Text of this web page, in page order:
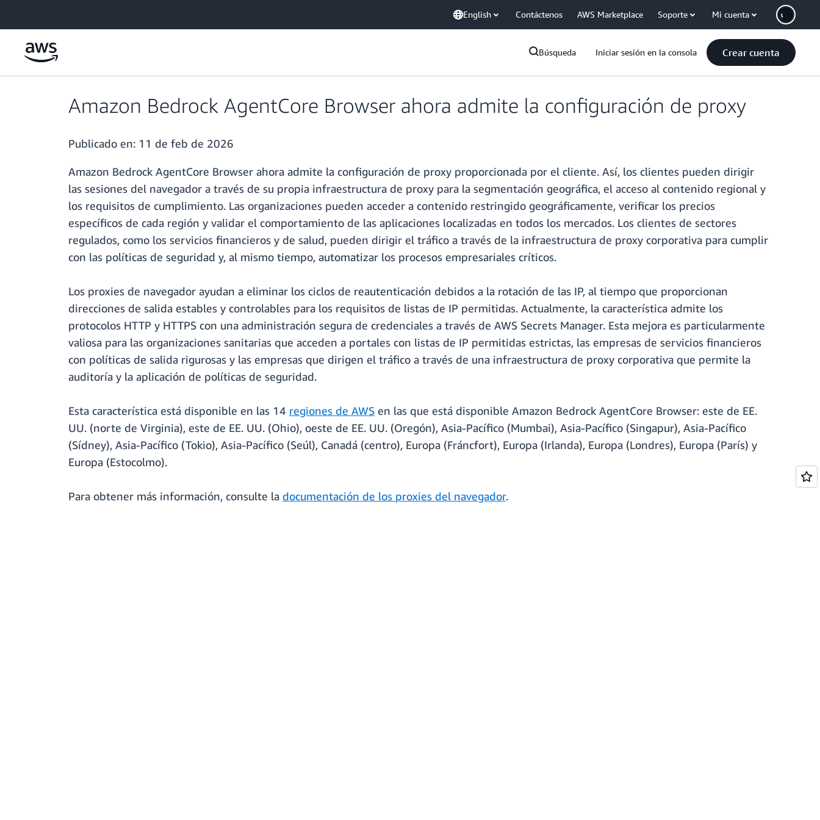
English Contáctenos AWS Marketplace Soporte Mi cuenta
Búsqueda Iniciar sesión en la consola Crear cuenta
Amazon Bedrock AgentCore Browser ahora admite la configuración de proxy
Publicado en: 11 de feb de 2026
Amazon Bedrock AgentCore Browser ahora admite la configuración de proxy proporcionada por el cliente. Así, los clientes pueden dirigir
las sesiones del navegador a través de su propia infraestructura de proxy para la segmentación geográfica, el acceso al contenido regional y
los requisitos de cumplimiento. Las organizaciones pueden acceder a contenido restringido geográficamente, verificar los precios
específicos de cada región y validar el comportamiento de las aplicaciones localizadas en todos los mercados. Los clientes de sectores
regulados, como los servicios financieros y de salud, pueden dirigir el tráfico a través de la infraestructura de proxy corporativa para cumplir
con las políticas de seguridad y, al mismo tiempo, automatizar los procesos empresariales críticos.
Los proxies de navegador ayudan a eliminar los ciclos de reautenticación debidos a la rotación de las IP, al tiempo que proporcionan
direcciones de salida estables y controlables para los requisitos de listas de IP permitidas. Actualmente, la característica admite los
protocolos HTTP y HTTPS con una administración segura de credenciales a través de AWS Secrets Manager. Esta mejora es particularmente
valiosa para las organizaciones sanitarias que acceden a portales con listas de IP permitidas estrictas, las empresas de servicios financieros
con políticas de salida rigurosas y las empresas que dirigen el tráfico a través de una infraestructura de proxy corporativa que permite la
auditoría y la aplicación de políticas de seguridad.
Esta característica está disponible en las 14 regiones de AWS en las que está disponible Amazon Bedrock AgentCore Browser: este de EE.
UU. (norte de Virginia), este de EE. UU. (Ohio), oeste de EE. UU. (Oregón), Asia-Pacífico (Mumbai), Asia-Pacífico (Singapur), Asia-Pacífico
(Sídney), Asia-Pacífico (Tokio), Asia-Pacífico (Seúl), Canadá (centro), Europa (Fráncfort), Europa (Irlanda), Europa (Londres), Europa (París) y
Europa (Estocolmo).
Para obtener más información, consulte la documentación de los proxies del navegador.